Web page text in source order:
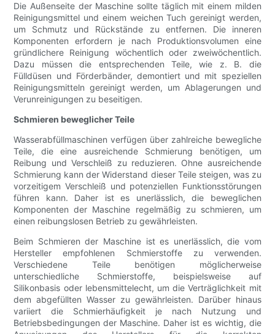
Die Außenseite der Maschine sollte täglich mit einem milden
Reinigungsmittel und einem weichen Tuch gereinigt werden,
um Schmutz und Rückstände zu entfernen. Die inneren
Komponenten erfordern je nach Produktionsvolumen eine
gründlichere Reinigung wöchentlich oder zweiwöchentlich.
Dazu müssen die entsprechenden Teile, wie z. B. die
Fülldüsen und Förderbänder, demontiert und mit speziellen
Reinigungsmitteln gereinigt werden, um Ablagerungen und
Verunreinigungen zu beseitigen.
Schmieren beweglicher Teile
Wasserabfüllmaschinen verfügen über zahlreiche bewegliche
Teile, die eine ausreichende Schmierung benötigen, um
Reibung und Verschleiß zu reduzieren. Ohne ausreichende
Schmierung kann der Widerstand dieser Teile steigen, was zu
vorzeitigem Verschleiß und potenziellen Funktionsstörungen
führen kann. Daher ist es unerlässlich, die beweglichen
Komponenten der Maschine regelmäßig zu schmieren, um
einen reibungslosen Betrieb zu gewährleisten.
Beim Schmieren der Maschine ist es unerlässlich, die vom
Hersteller empfohlenen Schmierstoffe zu verwenden.
Verschiedene Teile benötigen möglicherweise
unterschiedliche Schmierstoffe, beispielsweise auf
Silikonbasis oder lebensmittelecht, um die Verträglichkeit mit
dem abgefüllten Wasser zu gewährleisten. Darüber hinaus
variiert die Schmierhäufigkeit je nach Nutzung und
Betriebsbedingungen der Maschine. Daher ist es wichtig, die